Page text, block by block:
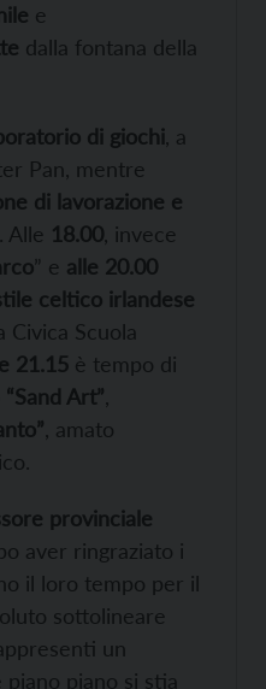
e
dalla fontana della
di giochi , a
Pan, mentre
di lavorazione e
. Alle 18.00 , invece
” e alle 20.00
celtico irlandese
Civica Scuola
21.15 è tempo di
“Sand Art”
, amato
provinciale
aver ringraziato i
il loro tempo per il
sottolineare
un
piano si stia